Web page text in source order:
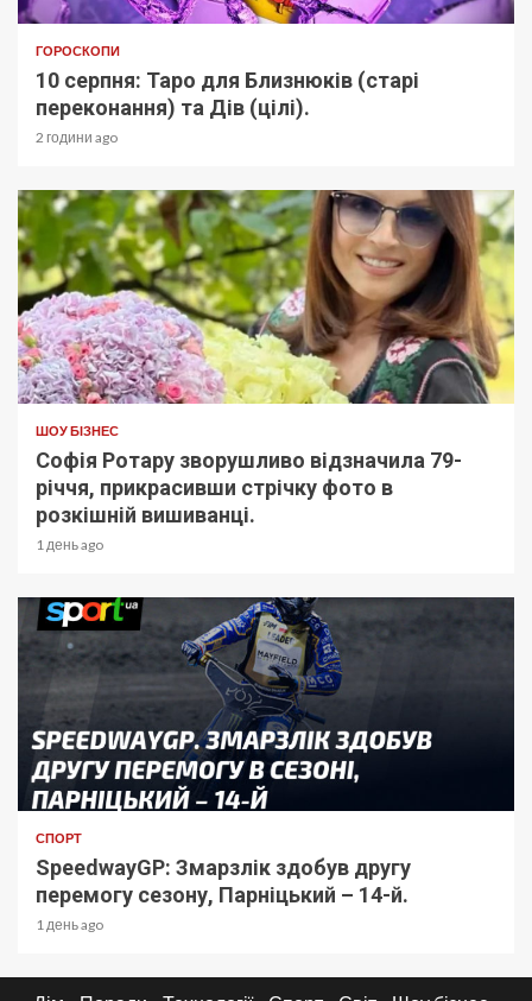
ГОРОСКОПИ
10 серпня: Таро для Близнюків (старі
переконання) та Дів (цілі).
2 години ago
ШОУ БІЗНЕС
Софія Ротару зворушливо відзначила 79-
річчя, прикрасивши стрічку фото в
розкішній вишиванці.
1 день ago
СПОРТ
SpeedwayGP: Змарзлік здобув другу
перемогу сезону, Парніцький – 14-й.
1 день ago